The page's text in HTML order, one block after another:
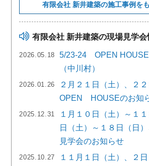
有限会社 新井建築の施工事例を
有限会社 新井建築の現場見学会
2026.05.18
5/23-24 OPEN
（中川村）
2026.01.26
２月２１日（土）、２２
OPEN HOUSEのお知
2025.12.31
１月１０日（土）～１
日（土）～１８日（日
見学会のお知らせ
2025.10.27
１１月１日（土）、２